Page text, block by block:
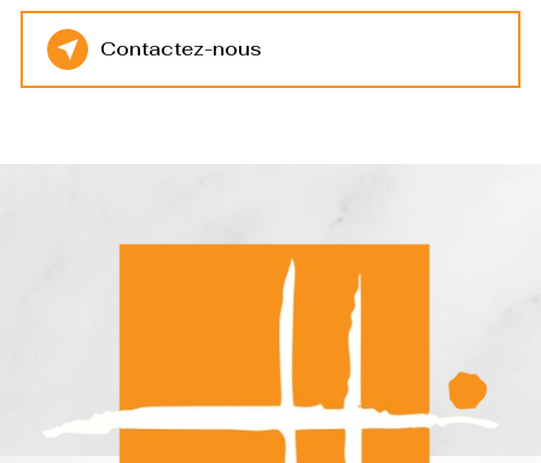
Contactez-nous